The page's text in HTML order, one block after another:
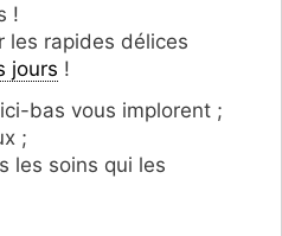
!
les rapides délices
jours !
bas vous implorent ;
;
les soins qui les